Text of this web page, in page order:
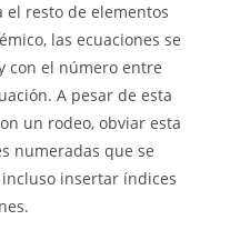
el resto de elementos
las ecuaciones se
con el número entre
A pesar de esta
un rodeo, obviar esta
numeradas que se
insertar índices